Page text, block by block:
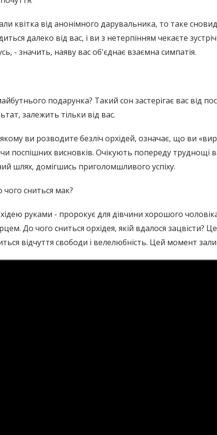
квітка від анонімного дарувальника, то таке
далеко від вас, і ви з нетерпінням чекаєте
- значить, наяву вас об'єднає взаємна симпатія.
подарунка? Такий сон застерігає вас від
залежить тільки від вас.
ви розводите безліч орхідей, означає, що ви
поспішних висновків. Очікують попереду труднощі
шлях, домігшись приголомшливого успіху.
сниться мак?
руками - пророкує для дівчини хорошого
До чого сниться орхідея, якій вдалося
відчуття свободи і велелюбність. Цей момент